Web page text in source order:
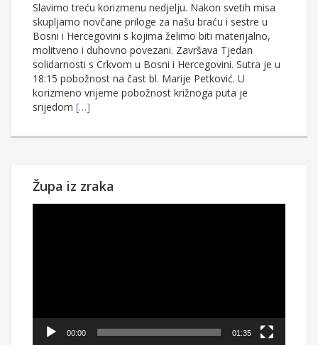
Slavimo treću korizmenu nedjelju. Nakon svetih misa
skupljamo novčane priloge za našu braću i sestre u
Bosni i Hercegovini s kojima želimo biti materijalno,
molitveno i duhovno povezani. Završava Tjedan
solidarnosti s Crkvom u Bosni i Hercegovini. Sutra je u
18:15 pobožnost na čast bl. Marije Petković. U
korizmeno vrijeme pobožnost križnoga puta je
srijedom […]
Župa iz zraka
00:00 01:35